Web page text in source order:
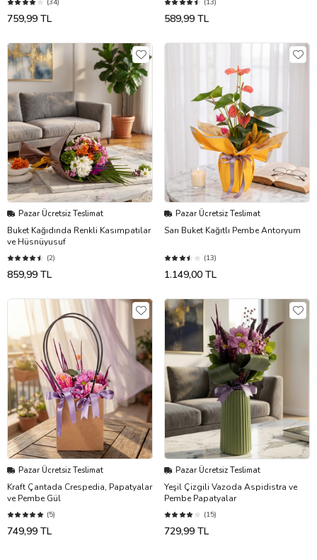
759,99 TL 589,99 TL
Pazar Ücretsiz Teslimat
Buket Kağıdında Renkli Kasımpatılar
ve Hüsnüyusuf
(2)
859,99 TL
Pazar Ücretsiz Teslimat
Sarı Buket Kağıtlı Pembe Antoryum
(13)
1.149,00 TL
Pazar Ücretsiz Teslimat
Kraft Çantada Crespedia, Papatyalar
ve Pembe Gül
(5)
749,99 TL
Pazar Ücretsiz Teslimat
Yeşil Çizgili Vazoda Aspidistra ve
Pembe Papatyalar
(15)
729,99 TL